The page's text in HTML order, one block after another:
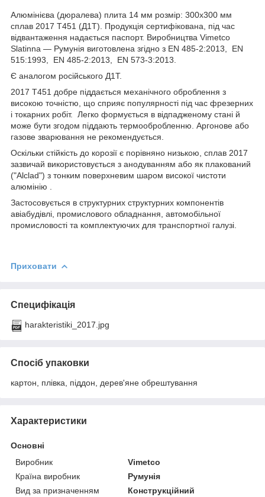
Алюмінієва (дюралева) плита 14 мм розмір: 300х300 мм
сплав 2017 Т451 (Д1Т). Продукція сертифікована, під час
відвантаження надається паспорт. Виробництва Vimetco
Slatinna ― Румунія виготовлена згідно з EN 485-2:2013, EN
515:1993, EN 485-2:2013, EN 573-3:2013.
Є аналогом російського Д1Т.
2017 Т451 добре піддається механічного оброблення з
високою точністю, що сприяє популярності під час фрезерних
і токарних робіт. Легко формується в відпадженому стані й
може бути згодом піддають термообробленню. Аргонове або
газове зварювання не рекомендується.
Оскільки стійкість до корозії є порівняно низькою, сплав 2017
зазвичай використовується з анодуванням або як плакований
("Alclad") з тонким поверхневим шаром високої чистоти
алюмінію .
Застосовується в структурних структурних компонентів
авіабудівлі, промислового обладнання, автомобільної
промисловості та комплектуючих для транспортної галузі.
Приховати
Специфікація
harakteristiki_2017.jpg
Спосіб упаковки
картон, плівка, піддон, дерев'яне обрештування
Характеристики
Основні
Виробник
Vimetco
Країна виробник
Румунія
Вид за призначенням
Конструкційний